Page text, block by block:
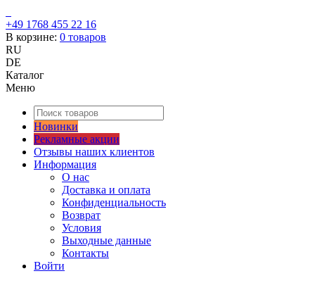
+49 1768 455 22 16
В корзине: 0 товаров
RU
DE
Каталог
Меню
Новинки
Рекламные акции
Отзывы наших клиентов
Информация
О нас
Доставка и оплата
Конфиденциальность
Возврат
Условия
Выходные данные
Контакты
Войти